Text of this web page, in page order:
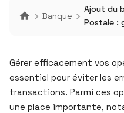
Banque
Ajout du
Postale :
Gérer efficacement vos
essentiel pour éviter les
transactions. Parmi ces
une place importante,